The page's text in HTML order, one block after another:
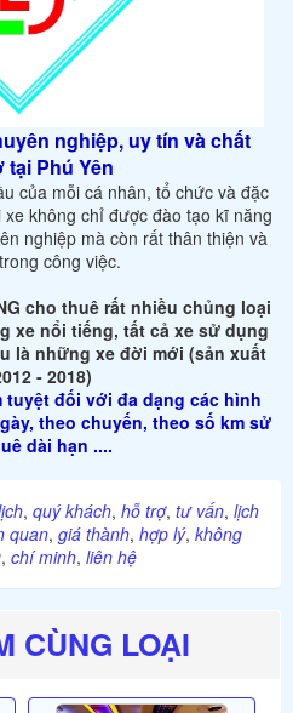
nghiệp, uy tín và chất
Phú Yên
của mỗi cá nhân, tổ chức và đặc
không chỉ được đào tạo kĩ năng
nghiệp mà còn rất thân thiện và
công việc.
cho thuê rất nhiều chủng loại
xe nổi tiếng, tất cả xe sử dụng
là những xe đời mới (sản xuất
- 2018)
đối với đa dạng các hình
theo chuyến, theo số km sử
dài hạn ....
, quý khách, hỗ trợ, tư vấn, lịch
quan, giá thành, hợp lý, không
, chí minh, liên hệ
CÙNG LOẠI